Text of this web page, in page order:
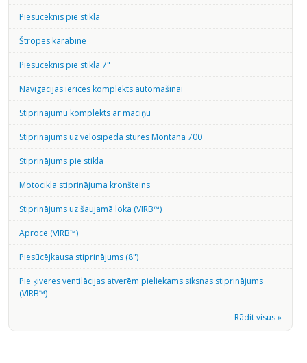
Piesūceknis pie stikla
Štropes karabīne
Piesūceknis pie stikla 7"
Navigācijas ierīces komplekts automašīnai
Stiprinājumu komplekts ar maciņu
Stiprinājums uz velosipēda stūres Montana 700
Stiprinājums pie stikla
Motocikla stiprinājuma kronšteins
Stiprinājums uz šaujamā loka (VIRB™)
Aproce (VIRB™)
Piesūcējkausa stiprinājums (8")
Pie ķiveres ventilācijas atverēm pieliekams siksnas stiprinājums
(VIRB™)
Rādit visus »